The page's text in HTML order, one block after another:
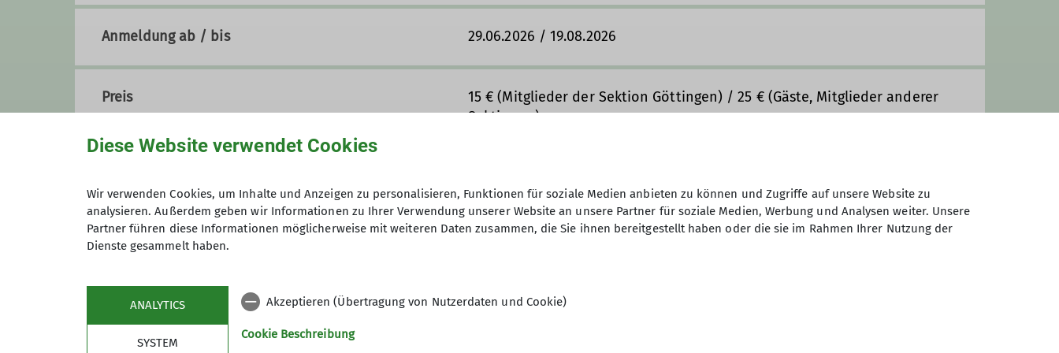
Anmeldung ab / bis 29.06.2026 / 19.08.2026
Preis
15 € (Mitglieder der Sektion Göttingen) / 25 € (Gäste, Mitglieder anderer
Sektionen).
Maximale Teilnehmeranzahl
Diese Website verwendet Cookies
Wir verwenden Cookies, um Inhalte und Anzeigen zu personalisieren, Funktionen für soziale Medien anbieten zu können und Zugriffe auf unsere Website zu
analysieren. Außerdem geben wir Informationen zu Ihrer Verwendung unserer Website an unsere Partner für soziale Medien, Werbung und Analysen weiter. Unsere
Partner führen diese Informationen möglicherweise mit weiteren Daten zusammen, die Sie ihnen bereitgestellt haben oder die sie im Rahmen Ihrer Nutzung der
Dienste gesammelt haben.
ANALYTICS
SYSTEM
Akzeptieren (Übertragung von Nutzerdaten und Cookie)
Cookie Beschreibung